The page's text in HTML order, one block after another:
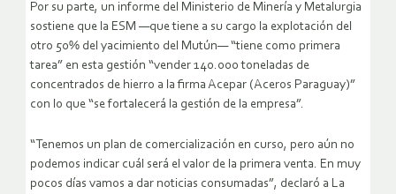
Por su parte, un informe del Ministerio de Minería y Metalurgia
sostiene que la ESM —que tiene a su cargo la explotación del
otro 50% del yacimiento del Mutún— “tiene como primera
tarea” en esta gestión “vender 140.000 toneladas de
concentrados de hierro a la firma Acepar (Aceros Paraguay)”
con lo que “se fortalecerá la gestión de la empresa”.
“Tenemos un plan de comercialización en curso, pero aún no
podemos indicar cuál será el valor de la primera venta. En muy
pocos días vamos a dar noticias consumadas”, declaró a La